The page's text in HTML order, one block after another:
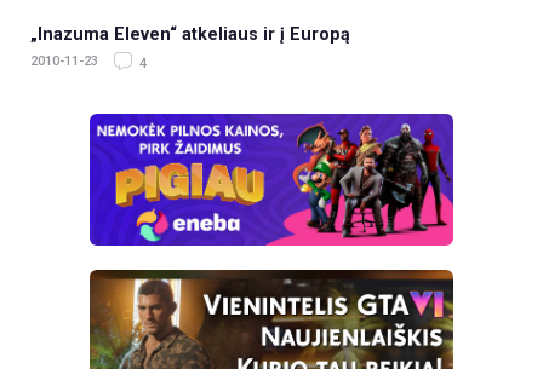
„Inazuma Eleven“ atkeliaus ir į Europą
2010-11-23 4